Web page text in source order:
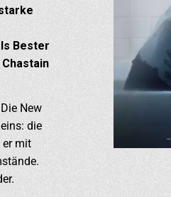
Bester
New
die
er mit